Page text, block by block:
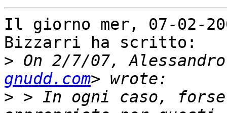
Il giorno mer, 07-02-
Bizzarri ha scritto:
> On 2/7/07,
gnudd.com
> > In ogni caso,